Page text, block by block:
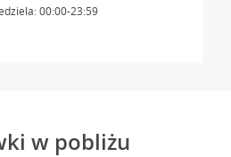
00:00-23:59
w pobliżu